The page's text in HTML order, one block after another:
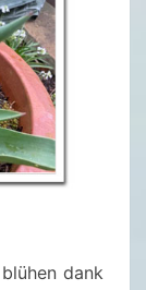
dank